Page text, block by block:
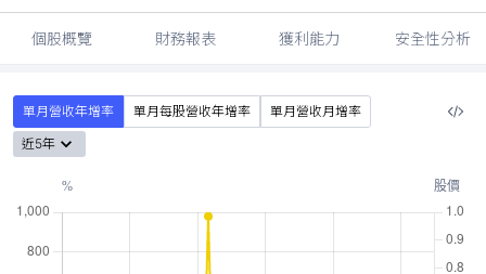
個股概覽 財務報表 獲利能力 安全性分析
單月營收年增率 單月每股營收年增率
單月營收月增率
近5年